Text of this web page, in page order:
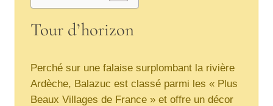
Tour d’horizon
Perché sur une falaise surplombant la rivière
Ardèche, Balazuc est classé parmi les « Plus
Beaux Villages de France » et offre un décor